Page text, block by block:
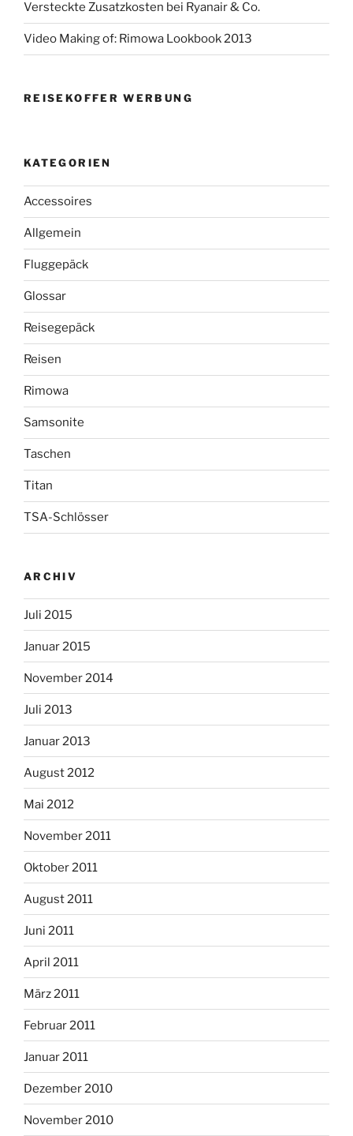
Versteckte Zusatzkosten bei Ryanair & Co.
Video Making of: Rimowa Lookbook 2013
REISEKOFFER WERBUNG
KATEGORIEN
Accessoires
Allgemein
Fluggepäck
Glossar
Reisegepäck
Reisen
Rimowa
Samsonite
Taschen
Titan
TSA-Schlösser
ARCHIV
Juli 2015
Januar 2015
November 2014
Juli 2013
Januar 2013
August 2012
Mai 2012
November 2011
Oktober 2011
August 2011
Juni 2011
April 2011
März 2011
Februar 2011
Januar 2011
Dezember 2010
November 2010